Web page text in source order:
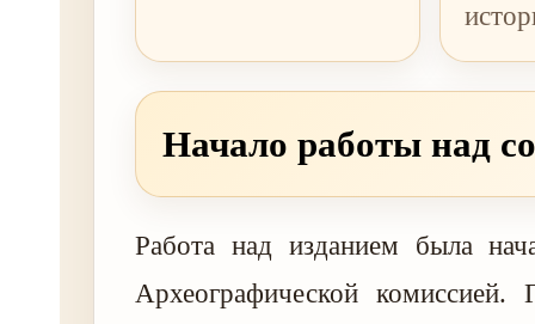
Начало работы над
Работа над изданием была
Археографической комиссией.